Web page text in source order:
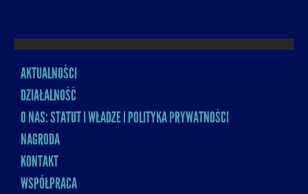
MENU
AKTUALNOŚCI
DZIAŁALNOŚĆ
O NAS: STATUT I WŁADZE I POLITYKA PRYWATNOŚCI
NAGRODA
KONTAKT
WSPÓŁPRACA